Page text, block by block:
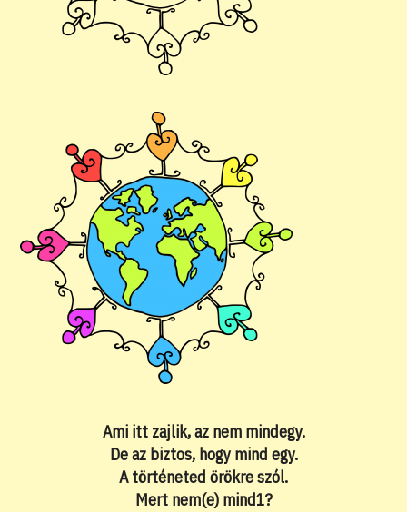
Ami itt zajlik, az nem mindegy.
De az biztos, hogy mind egy.
A történeted örökre szól.
Mert nem(e) mind1?